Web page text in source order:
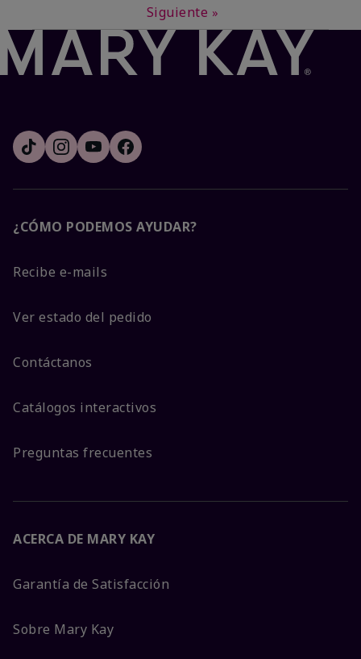
Siguiente »
¿CÓMO PODEMOS AYUDAR?
Recibe e-mails
Ver estado del pedido
Contáctanos
Catálogos interactivos
Preguntas frecuentes
ACERCA DE MARY KAY
Garantía de Satisfacción
Sobre Mary Kay